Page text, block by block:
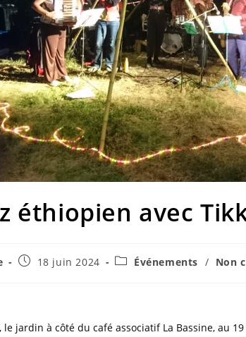
éthiopien avec
18 juin 2024 Événements / Non
jardin à côté du café associatif La Bassine, au